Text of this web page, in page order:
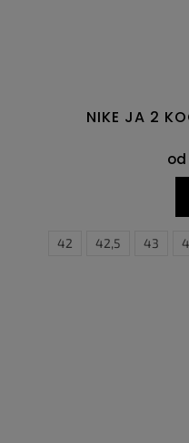
NIKE JA 2
od
42 42,5 43